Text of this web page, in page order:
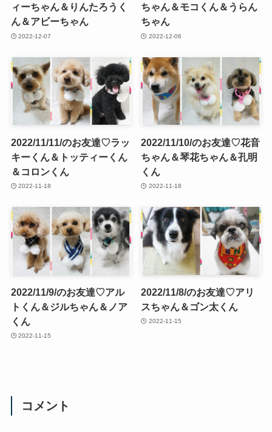
ィーちゃん＆りんたろうく
ん＆アビーちゃん
2022-12-07
ちゃん＆モコくん＆うらん
ちゃん
2022-12-06
2022/11/11/のお友達♡ラッ
キーくん＆トッティーくん
＆コロンくん
2022-11-18
2022/11/10/のお友達♡花音
ちゃん＆琴花ちゃん＆孔明
くん
2022-11-18
2022/11/9/のお友達♡アル
トくん＆ジルちゃん＆ノア
くん
2022-11-15
2022/11/8/のお友達♡アリ
スちゃん＆ゴン太くん
2022-11-15
コメント